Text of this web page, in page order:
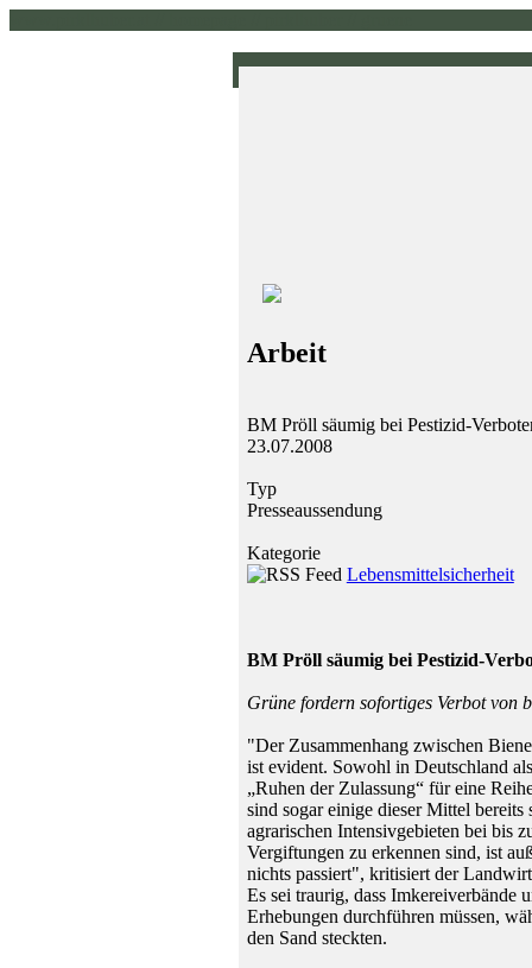
Arbeit
BM Pröll säumig bei Pestizid-
23.07.2008
Typ
Presseaussendung
Kategorie
Lebensmittelsicherheit
BM Pröll säumig bei Pestizid-
Grüne fordern sofortiges Verbot von
"Der Zusammenhang zwischen
ist evident. Sowohl in Deutschland
„Ruhen der Zulassung“ für eine
sind sogar einige dieser Mittel
agrarischen Intensivgebieten bei bis
Vergiftungen zu erkennen sind, ist
nichts passiert", kritisiert der
Es sei traurig, dass Imkereiverbände
Erhebungen durchführen müssen,
den Sand steckten.